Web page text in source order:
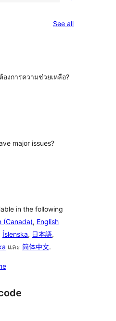
See allreviews
องการความช่วยเหลือ?
major issues?
in the following
(Canada), English
Íslenska, 日本語,
และ 简体中文.